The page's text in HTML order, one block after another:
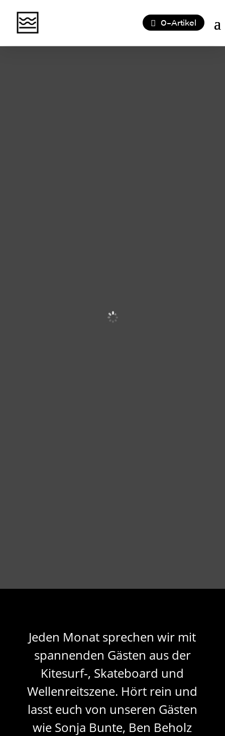
0-Artikel
Jeden Monat sprechen wir mit
spannenden Gästen aus der
Kitesurf-, Skateboard und
Wellenreitszene. Hört rein und
lasst euch von unseren Gästen
wie Sonja Bunte, Ben Beholz